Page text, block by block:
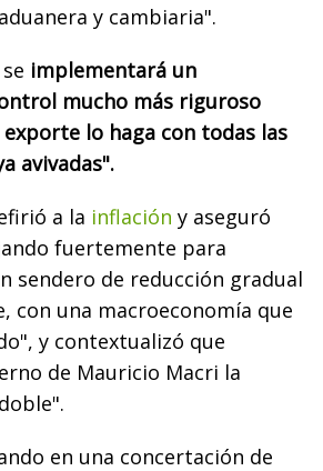
y cambiaria".
implementará un
mucho más riguroso
lo haga con todas las
avivadas".
a la inflación y aseguró
fuertemente para
sendero de reducción gradual
con una macroeconomía que
y contextualizó que
de Mauricio Macri la
en una concertación de